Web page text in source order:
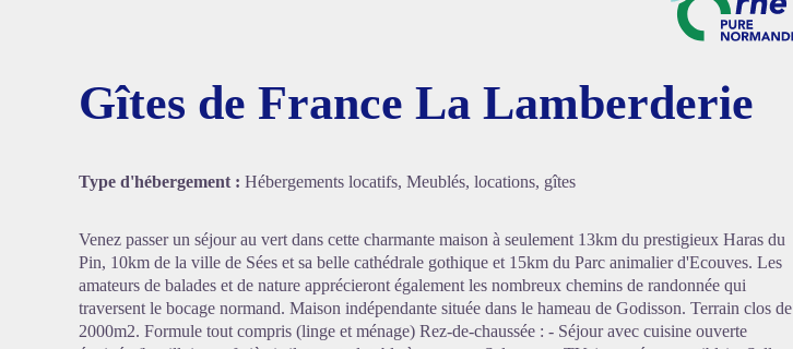
Voir l'image en plein écran
Gîtes de France La Lamberderie
Type d'hébergement : Hébergements locatifs, Meublés, locations, gîtes
Venez passer un séjour au vert dans cette charmante maison à seulement 13km du prestigieux Haras du
Pin, 10km de la ville de Sées et sa belle cathédrale gothique et 15km du Parc animalier d'Ecouves. Les
amateurs de balades et de nature apprécieront également les nombreux chemins de randonnée qui
traversent le bocage normand. Maison indépendante située dans le hameau de Godisson. Terrain clos de
2000m2. Formule tout compris (linge et ménage) Rez-de-chaussée : - Séjour avec cuisine ouverte